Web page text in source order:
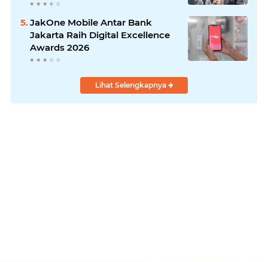
JakOne Mobile Antar Bank
Jakarta Raih Digital Excellence
Awards 2026
Lihat Selengkapnya